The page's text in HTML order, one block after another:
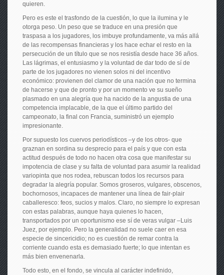
quieren.
Pero es este el trasfondo de la cuestión, lo que la ilumina y le
otorga peso. Un peso que se traduce en una presión que
traspasa a los jugadores, los imbuye profundamente, va más allá
de las recompensas financieras y los hace echar el resto en la
persecución de un título que se nos resistía desde hace 36 años.
Las lágrimas, el entusiasmo y la voluntad de dar todo de sí de
parte de los jugadores no vienen solos ni del incentivo
económico: provienen del clamor de una nación que no termina
de hacerse y que de pronto y por un momento ve su sueño
plasmado en una alegría que ha nacido de la angustia de una
competencia implacable, de la que el último partido del
campeonato, la final con Francia, suministró un ejemplo
impresionante.
Por supuesto los cuervos periodísticos –y de los otros- que
graznan en sordina su desprecio para el país y que con esta
actitud después de todo no hacen otra cosa que manifestar su
impotencia de clase y su falta de voluntad para asumir la realidad
variopinta que nos rodea, rebuscan todos los recursos para
degradar la alegría popular. Somos groseros, vulgares, obscenos,
bochornosos, incapaces de mantener una línea de fair-plair
caballeresco: feos, sucios y malos. Claro, no siempre lo expresan
con estas palabras, aunque haya quienes lo hacen,
transportados por un oportunismo ese sí de veras vulgar –Luis
Juez, por ejemplo. Pero la generalidad no suele caer en esa
especie de sincericidio; no es cuestión de remar contra la
corriente cuando esta es demasiado fuerte; lo que intentan es
más bien envenenarla.
Todo esto, en el fondo, se vincula al carácter indefinido,